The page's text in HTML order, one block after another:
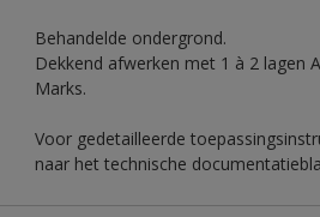
Behandelde ondergrond.
Dekkend afwerken met 1 à 2 lagen
Marks.
Voor gedetailleerde
naar het technische